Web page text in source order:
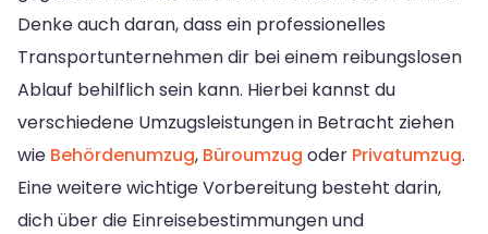
Denke auch daran, dass ein professionelles
Transportunternehmen dir bei einem reibungslosen
Ablauf behilflich sein kann. Hierbei kannst du
verschiedene Umzugsleistungen in Betracht ziehen
wie Behördenumzug, Büroumzug oder Privatumzug.
Eine weitere wichtige Vorbereitung besteht darin,
dich über die Einreisebestimmungen und